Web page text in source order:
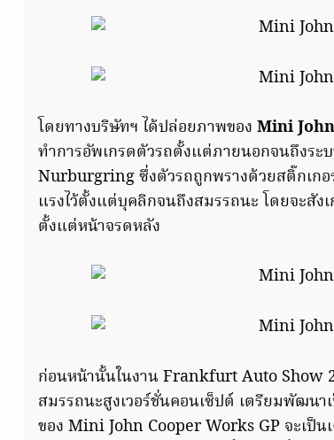
โดยทางบริษัทฯ ได้ปล่อยภาพของ Mini
ทำการอัพเกรดตัวรถตั้งแต่ภายนอกจนถึงระ
Nurburgring ซึ่งตัวรถถูกพรางด้วยสติ๊กเก
แรงไว้ตั้งแต่บุคลิกจนถึงสมรรถนะ โดยจะสัง
ตั้งแต่หน้าจรดหลัง
ก่อนหน้านั้นในงาน Frankfurt Auto Show
สมรรถนะสูงเวอร์ชั่นคอนเซ็ปต์ เตรียมพัฒน
ของ Mini John Cooper Works GP จะเป็